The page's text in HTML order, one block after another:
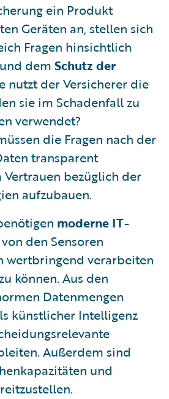
ein Produkt
Geräten an, stellen sich
Fragen hinsichtlich
und dem Schutz der
nutzt der Versicherer die
sie im Schadenfall zu
verwendet?
die Fragen nach der
transparent
bezüglich der
aufzubauen.
moderne IT-
den Sensoren
wertbringend verarbeiten
können. Aus den
Datenmengen
künstlicher Intelligenz
Außerdem sind
und